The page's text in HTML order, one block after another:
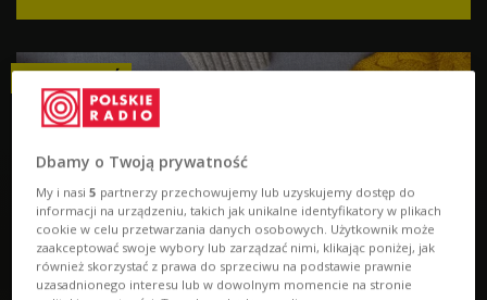
SZANUJ ZIELEŃ
Dbamy o Twoją prywatność
My i nasi5 partnerzy przechowujemy lub uzyskujemy dostęp do
informacji na urządzeniu, takich jak unikalne identyfikatory w plikach
cookie w celu przetwarzania danych osobowych. Użytkownik może
zaakceptować swoje wybory lub zarządzać nimi, klikając poniżej, jak
również skorzystać z prawa do sprzeciwu na podstawie prawnie
uzasadnionego interesu lub w dowolnym momencie na stronie